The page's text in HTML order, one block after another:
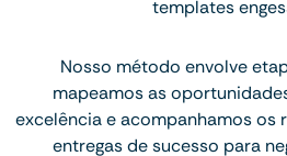
templates
Nosso método envolve
mapeamos as
excelência e acompanhamos os
entregas de sucesso para